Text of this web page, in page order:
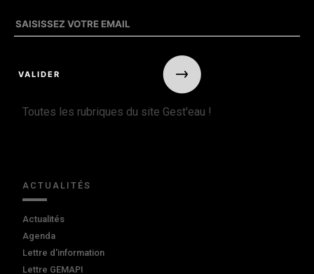
Toutes les rubriques du site Gest'eau !
ACTUALITÉS
Actualités
Agenda
Lettre d'information
Lettre GEMAPI